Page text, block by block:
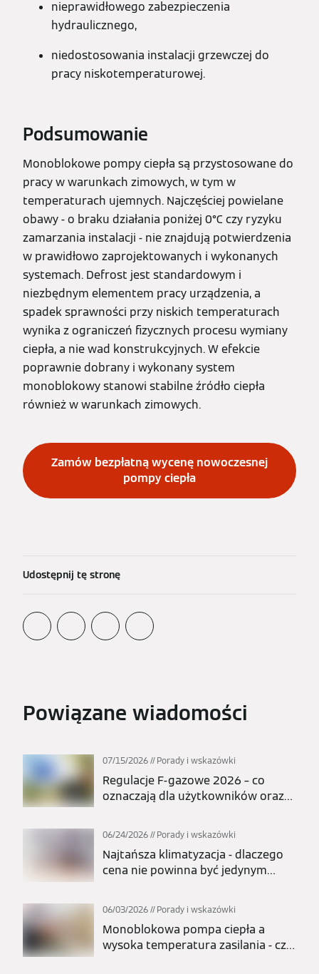
nieprawidłowego zabezpieczenia
hydraulicznego,
niedostosowania instalacji grzewczej do
pracy niskotemperaturowej.
Podsumowanie
Monoblokowe pompy ciepła są przystosowane do
pracy w warunkach zimowych, w tym w
temperaturach ujemnych. Najczęściej powielane
obawy - o braku działania poniżej 0°C czy ryzyku
zamarzania instalacji - nie znajdują potwierdzenia
w prawidłowo zaprojektowanych i wykonanych
systemach. Defrost jest standardowym i
niezbędnym elementem pracy urządzenia, a
spadek sprawności przy niskich temperaturach
wynika z ograniczeń fizycznych procesu wymiany
ciepła, a nie wad konstrukcyjnych. W efekcie
poprawnie dobrany i wykonany system
monoblokowy stanowi stabilne źródło ciepła
również w warunkach zimowych.
Zamów bezpłatną wycenę nowoczesnej
pompy ciepła
Udostępnij tę stronę
Powiązane wiadomości
07/15/2026 Porady i wskazówki
Regulacje F-gazowe 2026 – co
oznaczają dla użytkowników oraz
06/24/2026 Porady i wskazówki
Najtańsza klimatyzacja - dlaczego
cena nie powinna być jedynym
06/03/2026 Porady i wskazówki
Monoblokowa pompa ciepła a
wysoka temperatura zasilania - czy